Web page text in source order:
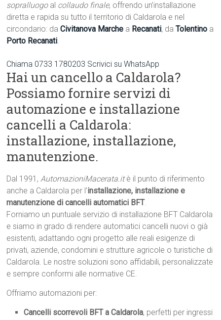
sopralluogo al collaudo finale, offrendo un’installazione
diretta e rapida su tutto il territorio di Caldarola e nel
circondario: daCivitanova Marche a Recanati, daTolentino a
Porto Recanati.
Chiama 0733 1780203 Scrivici su WhatsApp
Hai un cancello a Caldarola?
Possiamo fornire servizi di
automazione e installazione
cancelli a Caldarola:
installazione, installazione,
manutenzione.
Dal 1991,AutomazioniMacerata.itè il punto di riferimento
anche a Caldarola per l’installazione, installazione e
manutenzione di cancelli automatici BFT.
Forniamo un puntuale servizio di installazione BFT Caldarola
e siamo in grado di rendere automatici cancelli nuovi o già
esistenti, adattando ogni progetto alle reali esigenze di
privati, aziende, condomini e strutture agricole o turistiche di
Caldarola. Le nostre soluzioni sono affidabili, personalizzate
e sempre conformi alle normative CE.
Offriamo automazioni per:
Cancelli scorrevoli BFT a Caldarola, perfetti per ingressi